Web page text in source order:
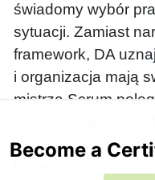
świadomy wybór
sytuacji. Zamiast
framework, DA
i organizacja mają
mistrza Scrum
egzekwowaniu
podejmowaniu
kontekstu.